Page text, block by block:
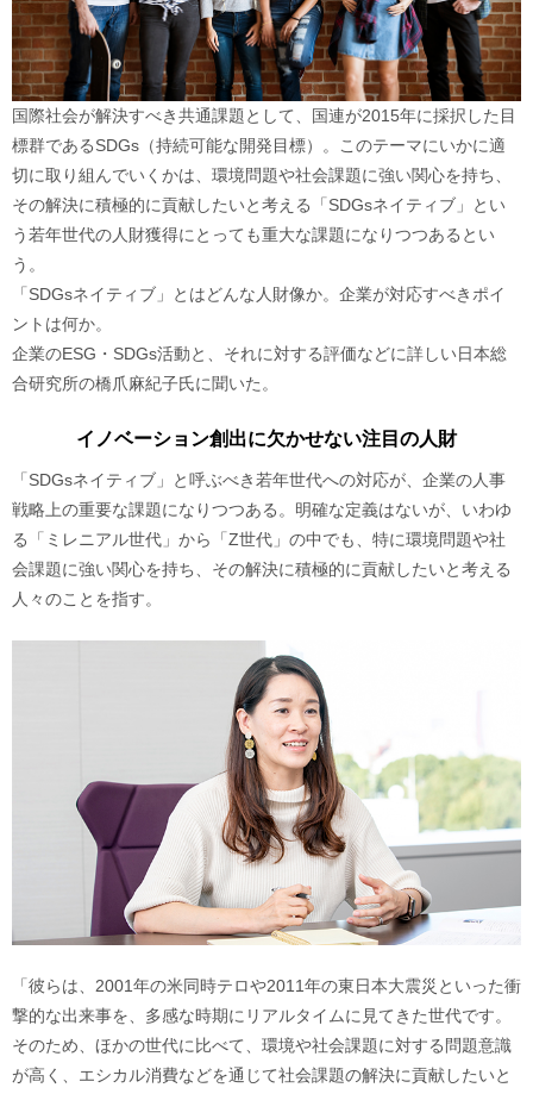
国際社会が解決すべき共通課題として、国連が2015年に採択した目
標群であるSDGs（持続可能な開発目標）。このテーマにいかに適
切に取り組んでいくかは、環境問題や社会課題に強い関心を持ち、
その解決に積極的に貢献したいと考える「SDGsネイティブ」とい
う若年世代の人財獲得にとっても重大な課題になりつつあるとい
う。
「SDGsネイティブ」とはどんな人財像か。企業が対応すべきポイ
ントは何か。
企業のESG・SDGs活動と、それに対する評価などに詳しい日本総
合研究所の橋爪麻紀子氏に聞いた。
イノベーション創出に欠かせない注目の人財
「SDGsネイティブ」と呼ぶべき若年世代への対応が、企業の人事
戦略上の重要な課題になりつつある。明確な定義はないが、いわゆ
る「ミレニアル世代」から「Z世代」の中でも、特に環境問題や社
会課題に強い関心を持ち、その解決に積極的に貢献したいと考える
人々のことを指す。
「彼らは、2001年の米同時テロや2011年の東日本大震災といった衝
撃的な出来事を、多感な時期にリアルタイムに見てきた世代です。
そのため、ほかの世代に比べて、環境や社会課題に対する問題意識
が高く、エシカル消費などを通じて社会課題の解決に貢献したいと